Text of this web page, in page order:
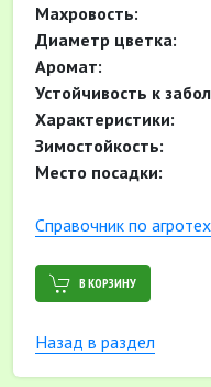
Махровость:
Диаметр цветка:
Аромат:
Устойчивость к
Характеристики:
Зимостойкость:
Место посадки:
Cправочник по
В КОРЗИНУ
Назад в раздел